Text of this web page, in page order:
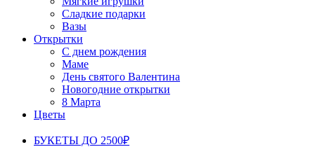
Сладкие подарки
Вазы
Открытки
С днем рождения
Маме
День святого Валентина
Новогодние открытки
8 Марта
Цветы
БУКЕТЫ ДО 2500₽